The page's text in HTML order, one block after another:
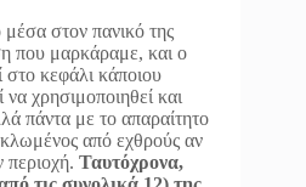
στον πανικό της
που μαρκάραμε, και ο
στο κεφάλι κάποιου
χρησιμοποιηθεί και
πάντα με το απαραίτητο
από εχθρούς αν
Ταυτόχρονα,